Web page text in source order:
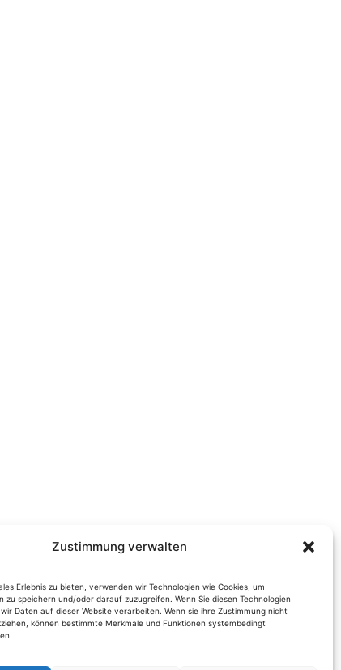
Zustimmung verwalten
Erlebnis zu bieten, verwenden wir Technologien wie Cookies, um
zu speichern und/oder darauf zuzugreifen. Wenn Sie diesen Technologien
Daten auf dieser Website verarbeiten. Wenn sie ihre Zustimmung nicht
können bestimmte Merkmale und Funktionen systembedingt